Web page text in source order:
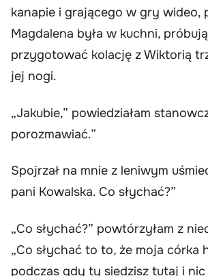
kanapie i grającego w gry wideo,
Magdalena była w kuchni,
przygotować kolację z Wiktorią
jej nogi.
„Jakubie,” powiedziałam
porozmawiać.”
Spojrzał na mnie z leniwym
pani Kowalska. Co słychać?”
„Co słychać?” powtórzyłam z
„Co słychać to to, że moja córka
podczas gdy ty siedzisz tutaj i nic